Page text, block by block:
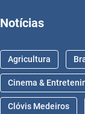
Notícias
Agricultura
Cinema &
Clóvis Medeiros